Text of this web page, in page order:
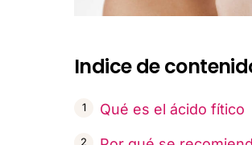
Indice de
Qué es el ácido fítico